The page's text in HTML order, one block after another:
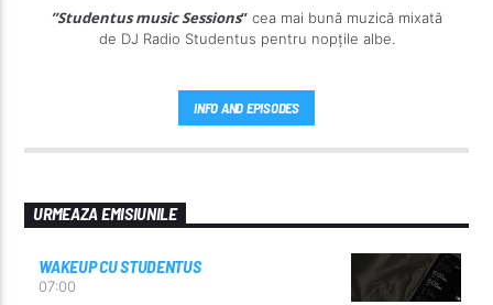
”Studentus music Sessions” cea mai bună muzică mixată
de DJ Radio Studentus pentru nopțile albe.
INFO AND EPISODES
URMEAZA EMISIUNILE
WAKEUP CU STUDENTUS
07:00